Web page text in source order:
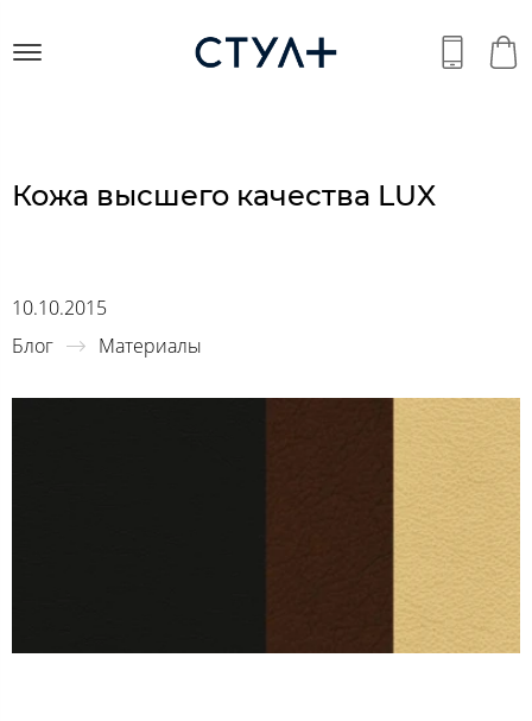
Кожа высшего качества LUX
10.10.2015
Блог
Материалы